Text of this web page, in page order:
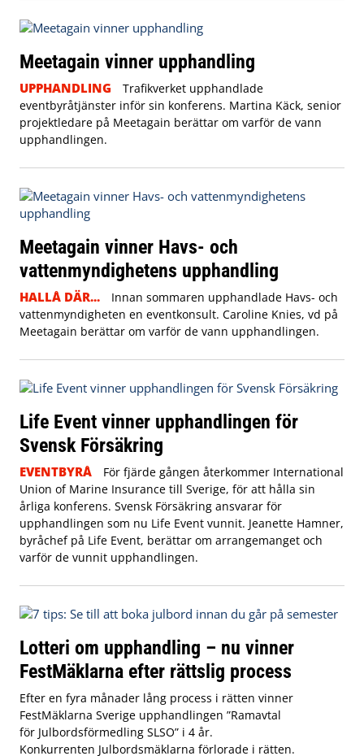
Meetagain vinner upphandling
UPPHANDLING
Trafikverket upphandlade
eventbyråtjänster inför sin konferens. Martina Käck, senior
projektledare på Meetagain berättar om varför de vann
upphandlingen.
Meetagain vinner Havs- och
vattenmyndighetens upphandling
HALLÅ DÄR...
Innan sommaren upphandlade Havs- och
vattenmyndigheten en eventkonsult. Caroline Knies, vd på
Meetagain berättar om varför de vann upphandlingen.
Life Event vinner upphandlingen för
Svensk Försäkring
EVENTBYRÅ
För fjärde gången återkommer International
Union of Marine Insurance till Sverige, för att hålla sin
årliga konferens. Svensk Försäkring ansvarar för
upphandlingen som nu Life Event vunnit. Jeanette Hamner,
byråchef på Life Event, berättar om arrangemanget och
varför de vunnit upphandlingen.
Lotteri om upphandling – nu vinner
FestMäklarna efter rättslig process
Efter en fyra månader lång process i rätten vinner
FestMäklarna Sverige upphandlingen ”Ramavtal
för Julbordsförmedling SLSO” i 4 år.
Konkurrenten Julbordsmäklarna förlorade i rätten.